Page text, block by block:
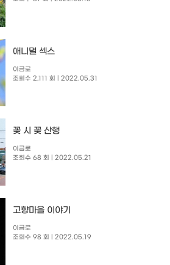
애니멀 섹스
이금로
조회수 2,111 회
| 2022.05.31
꽃 시 꽃 산행
이금로
조회수 68 회
| 2022.05.21
고향마을 이야기
이금로
조회수 98 회
| 2022.05.19